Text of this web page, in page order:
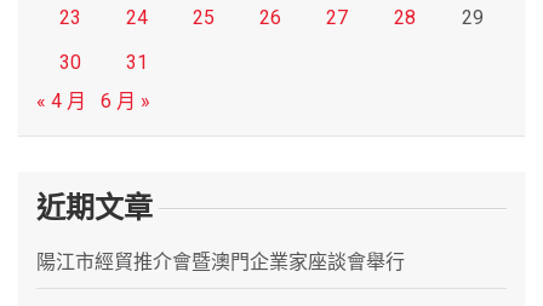
23
24 25 26 27 28
29
30
31
« 4 月
6 月 »
近期文章
陽江市經貿推介會暨澳門企業家座談會舉行